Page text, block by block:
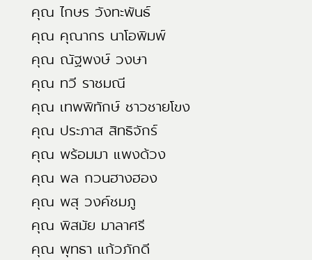
คุณ ไกษร วังทะพันธ์
คุณ คุณากร นาโอพิมพ์
คุณ ณัฐพงษ์ วงษา
คุณ ทวี ราชมณี
คุณ เทพพิทักษ์ ชาวชายโขง
คุณ ประภาส สิทธิจักร์
คุณ พร้อมมา แพงด้วง
คุณ พล กวนฮางฮอง
คุณ พสุ วงค์ชมภู
คุณ พิสมัย มาลาศรี
คุณ พุทธา แก้วภักดี